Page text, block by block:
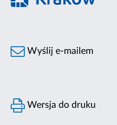
Wyślij e-mailem
Wersja do druku